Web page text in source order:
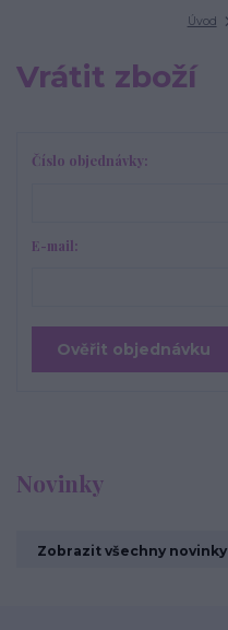
Úvod
Novinky
Zobrazit všechny novinky
Vrátit zboží
Číslo objednávky:
E-mail:
Ověřit objednávku